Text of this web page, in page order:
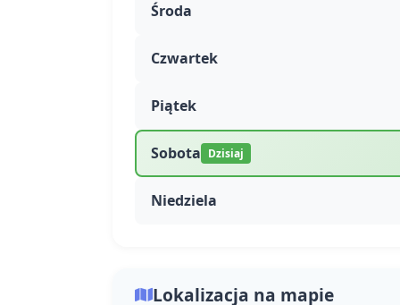
Środa
Czwartek
Piątek
Sobota Dzisiaj
Niedziela
Lokalizacja na mapie